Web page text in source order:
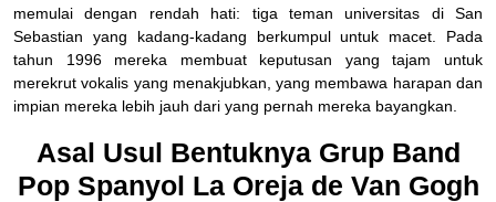
memulai dengan rendah hati: tiga teman universitas di San
Sebastian yang kadang-kadang berkumpul untuk macet. Pada
tahun 1996 mereka membuat keputusan yang tajam untuk
merekrut vokalis yang menakjubkan, yang membawa harapan dan
impian mereka lebih jauh dari yang pernah mereka bayangkan.
Asal Usul Bentuknya Grup Band
Pop Spanyol La Oreja de Van Gogh